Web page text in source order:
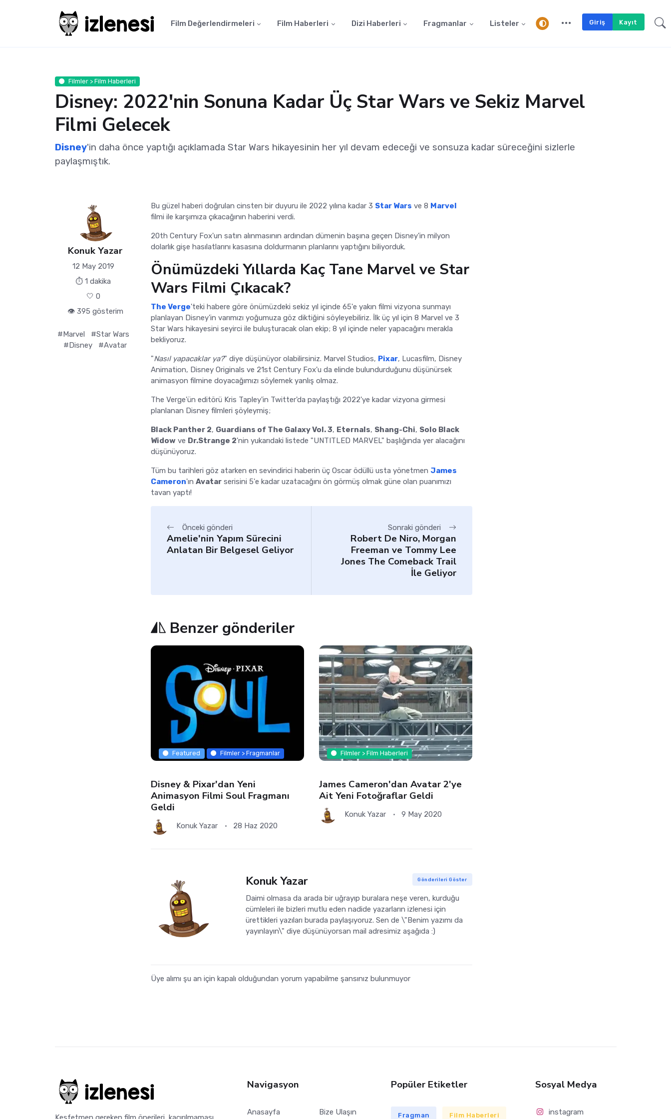
Film Değerlendirmeleri Film Haberleri Dizi Haberleri Fragmanlar Listeler Giriş Kayıt
Filmler > Film Haberleri
Disney: 2022'nin Sonuna Kadar Üç Star Wars ve Sekiz Marvel
Filmi Gelecek
Disney'in daha önce yaptığı açıklamada Star Wars hikayesinin her yıl devam edeceği ve sonsuza kadar süreceğini sizlerle
paylaşmıştık.
Konuk Yazar
12 May 2019
⏱ 1 dakika
🤍 0
👁️ 395 gösterim
#Marvel
#Star Wars
#Disney
#Avatar
Bu güzel haberi doğrulan cinsten bir duyuru ile 2022 yılına kadar 3 Star Wars ve 8 Marvel
filmi ile karşımıza çıkacağının haberini verdi.
20th Century Fox'un satın alınmasının ardından dümenin başına geçen Disney'in milyon
dolarlık gişe hasılatlarını kasasına doldurmanın planlarını yaptığını biliyorduk.
Önümüzdeki Yıllarda Kaç Tane Marvel ve Star
Wars Filmi Çıkacak?
The Verge'teki habere göre önümüzdeki sekiz yıl içinde 65'e yakın filmi vizyona sunmayı
planlayan Disney'in varımızı yoğumuza göz diktiğini söyleyebiliriz. İlk üç yıl için 8 Marvel ve 3
Star Wars hikayesini seyirci ile buluşturacak olan ekip; 8 yıl içinde neler yapacağını merakla
bekliyoruz.
"Nasıl yapacaklar ya?" diye düşünüyor olabilirsiniz. Marvel Studios, Pixar, Lucasfilm, Disney
Animation, Disney Originals ve 21st Century Fox'u da elinde bulundurduğunu düşünürsek
animasyon filmine doyacağımızı söylemek yanlış olmaz.
The Verge'ün editörü Kris Tapley'in Twitter'da paylaştığı 2022'ye kadar vizyona girmesi
planlanan Disney filmleri şöyleymiş;
Black Panther 2, Guardians of The Galaxy Vol. 3, Eternals, Shang-Chi, Solo Black
Widow ve Dr.Strange 2'nin yukarıdaki listede "UNTITLED MARVEL" başlığında yer alacağını
düşünüyoruz.
Tüm bu tarihleri göz atarken en sevindirici haberin üç Oscar ödüllü usta yönetmen James
Cameron'ın Avatar serisini 5'e kadar uzatacağını ön görmüş olmak güne olan puanımızı
tavan yaptı!
Önceki gönderi
Amelie'nin Yapım Sürecini
Anlatan Bir Belgesel Geliyor
Sonraki gönderi
Robert De Niro, Morgan
Freeman ve Tommy Lee
Jones The Comeback Trail
İle Geliyor
Benzer gönderiler
Featured Filmler > Fragmanlar
Disney & Pixar'dan Yeni
Animasyon Filmi Soul Fragmanı
Geldi
Konuk Yazar 28 Haz 2020
Filmler > Film Haberleri
James Cameron'dan Avatar 2'ye
Ait Yeni Fotoğraflar Geldi
Konuk Yazar 9 May 2020
Konuk Yazar Gönderileri Göster
Daimi olmasa da arada bir uğrayıp buralara neşe veren, kurduğu
cümleleri ile bizleri mutlu eden nadide yazarların izlenesi için
ürettikleri yazıları burada paylaşıyoruz. Sen de \"Benim yazımı da
yayınlayın\" diye düşünüyorsan mail adresimiz aşağıda :)
Üye alımı şu an için kapalı olduğundan yorum yapabilme şansınız bulunmuyor
Navigasyon
Anasayfa Bize Ulaşın
Popüler Etiketler
Fragman Film Haberleri
Sosyal Medya
instagram